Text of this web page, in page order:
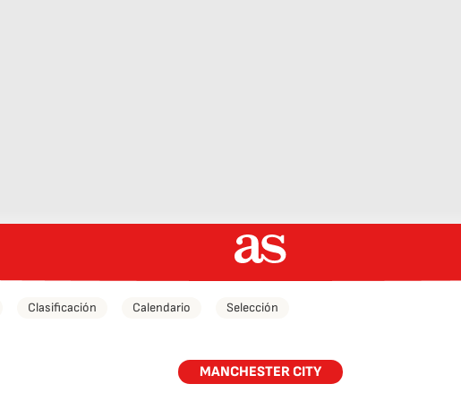
Clasificación Calendario Selección
MANCHESTER CITY